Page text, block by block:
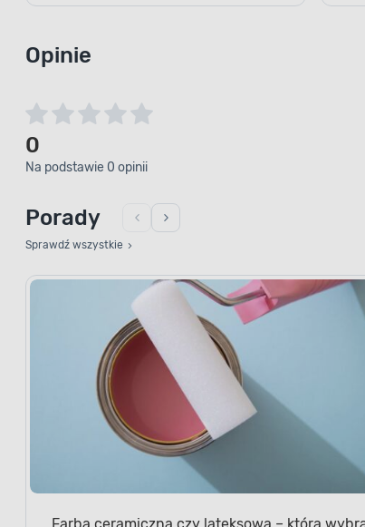
Opinie
0
Na podstawie 0 opinii
Porady
Sprawdź wszystkie